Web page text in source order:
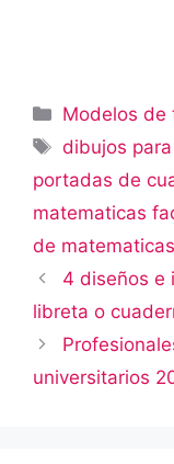
Categorías
Modelos de
Etiquetas
dibujos
portadas de
matematicas
de matematicas
4 diseños e
libreta o
universitarios